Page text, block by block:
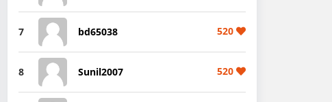
7 bd65038 520
8 Sunil2007 520